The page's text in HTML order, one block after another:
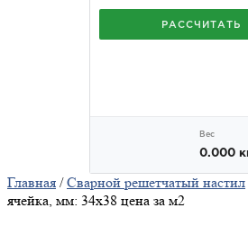
Главная /Сварной решетчатый настил
ячейка, мм: 34х38 цена за м2